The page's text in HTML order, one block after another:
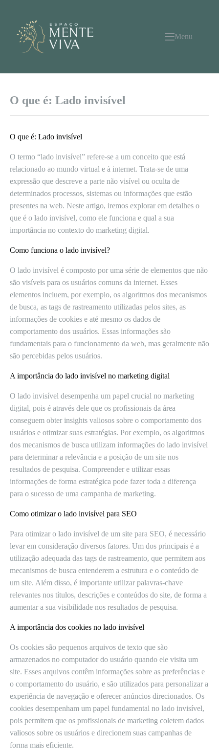
conteúdo
Menu
O que é: Lado invisível
O que é: Lado invisível
O termo “lado invisível” refere-se a um conceito que está
relacionado ao mundo virtual e à internet. Trata-se de uma
expressão que descreve a parte não visível ou oculta de
determinados processos, sistemas ou informações que estão
presentes na web. Neste artigo, iremos explorar em detalhes o
que é o lado invisível, como ele funciona e qual a sua
importância no contexto do marketing digital.
Como funciona o lado invisível?
O lado invisível é composto por uma série de elementos que não
são visíveis para os usuários comuns da internet. Esses
elementos incluem, por exemplo, os algoritmos dos mecanismos
de busca, as tags de rastreamento utilizadas pelos sites, as
informações de cookies e até mesmo os dados de
comportamento dos usuários. Essas informações são
fundamentais para o funcionamento da web, mas geralmente não
são percebidas pelos usuários.
A importância do lado invisível no marketing digital
O lado invisível desempenha um papel crucial no marketing
digital, pois é através dele que os profissionais da área
conseguem obter insights valiosos sobre o comportamento dos
usuários e otimizar suas estratégias. Por exemplo, os algoritmos
dos mecanismos de busca utilizam informações do lado invisível
para determinar a relevância e a posição de um site nos
resultados de pesquisa. Compreender e utilizar essas
informações de forma estratégica pode fazer toda a diferença
para o sucesso de uma campanha de marketing.
Como otimizar o lado invisível para SEO
Para otimizar o lado invisível de um site para SEO, é necessário
levar em consideração diversos fatores. Um dos principais é a
utilização adequada das tags de rastreamento, que permitem aos
mecanismos de busca entenderem a estrutura e o conteúdo de
um site. Além disso, é importante utilizar palavras-chave
relevantes nos títulos, descrições e conteúdos do site, de forma a
aumentar a sua visibilidade nos resultados de pesquisa.
A importância dos cookies no lado invisível
Os cookies são pequenos arquivos de texto que são
armazenados no computador do usuário quando ele visita um
site. Esses arquivos contêm informações sobre as preferências e
o comportamento do usuário, e são utilizados para personalizar a
experiência de navegação e oferecer anúncios direcionados. Os
cookies desempenham um papel fundamental no lado invisível,
pois permitem que os profissionais de marketing coletem dados
valiosos sobre os usuários e direcionem suas campanhas de
forma mais eficiente.